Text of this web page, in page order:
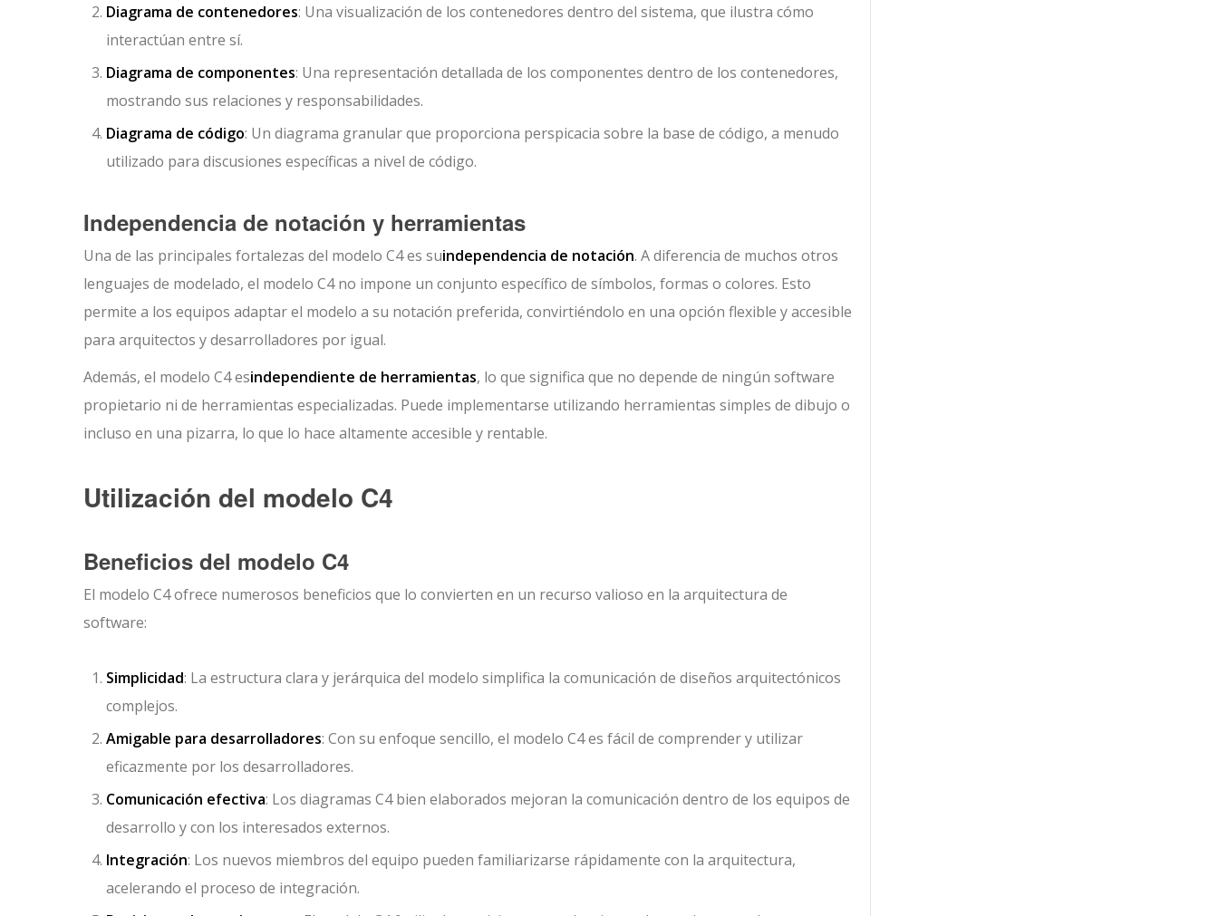
Diagrama de contenedores: Una visualización de los contenedores dentro del sistema, que ilustra cómo
interactúan entre sí.
Diagrama de componentes: Una representación detallada de los componentes dentro de los contenedores,
mostrando sus relaciones y responsabilidades.
Diagrama de código: Un diagrama granular que proporciona perspicacia sobre la base de código, a menudo
utilizado para discusiones específicas a nivel de código.
Independencia de notación y herramientas
Una de las principales fortalezas del modelo C4 es suindependencia de notación. A diferencia de muchos otros
lenguajes de modelado, el modelo C4 no impone un conjunto específico de símbolos, formas o colores. Esto
permite a los equipos adaptar el modelo a su notación preferida, convirtiéndolo en una opción flexible y accesible
para arquitectos y desarrolladores por igual.
Además, el modelo C4 esindependiente de herramientas, lo que significa que no depende de ningún software
propietario ni de herramientas especializadas. Puede implementarse utilizando herramientas simples de dibujo o
incluso en una pizarra, lo que lo hace altamente accesible y rentable.
Utilización del modelo C4
Beneficios del modelo C4
El modelo C4 ofrece numerosos beneficios que lo convierten en un recurso valioso en la arquitectura de
software:
Simplicidad: La estructura clara y jerárquica del modelo simplifica la comunicación de diseños arquitectónicos
complejos.
Amigable para desarrolladores: Con su enfoque sencillo, el modelo C4 es fácil de comprender y utilizar
eficazmente por los desarrolladores.
Comunicación efectiva: Los diagramas C4 bien elaborados mejoran la comunicación dentro de los equipos de
desarrollo y con los interesados externos.
Integración: Los nuevos miembros del equipo pueden familiarizarse rápidamente con la arquitectura,
acelerando el proceso de integración.